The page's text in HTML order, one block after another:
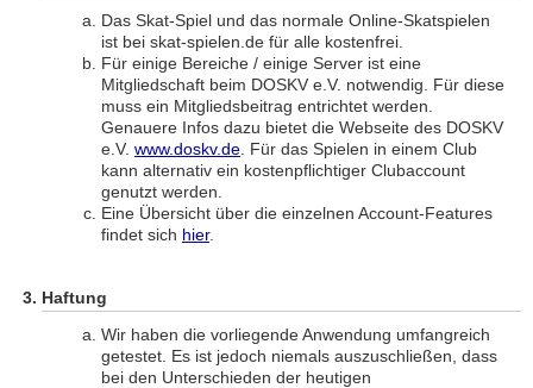
Das Skat-Spiel und das normale Online-Skatspielen
ist bei skat-spielen.de für alle kostenfrei.
Für einige Bereiche / einige Server ist eine
Mitgliedschaft beim DOSKV e.V. notwendig. Für diese
muss ein Mitgliedsbeitrag entrichtet werden.
Genauere Infos dazu bietet die Webseite des DOSKV
e.V. www.doskv.de . Für das Spielen in einem Club
kann alternativ ein kostenpflichtiger Clubaccount
genutzt werden.
Eine Übersicht über die einzelnen Account-Features
findet sich hier.
Haftung
Wir haben die vorliegende Anwendung umfangreich
getestet. Es ist jedoch niemals auszuschließen, dass
bei den Unterschieden der heutigen